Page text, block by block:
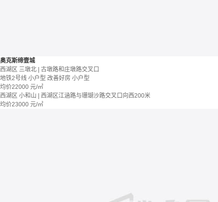
奥克斯缔壹城
西湖区 三墩北 | 古墩路和庄墩路交叉口
地铁2号线 小户型 改善好房 小户型
均价22000 元/㎡
西湖区 小和山 | 西湖区江涵路与珊瑚沙路交叉口向西200米
均价23000 元/㎡